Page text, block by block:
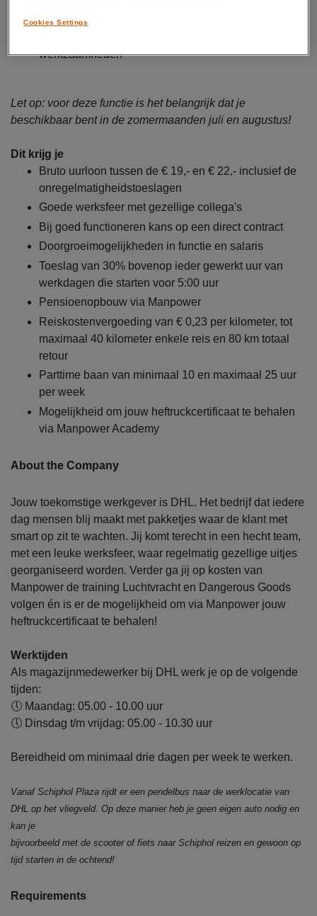
Zorg dragen voor een schone werkomgeving
werkzaamheden
Let op: voor deze functie is het belangrijk dat je
beschikbaar bent in de zomermaanden juli en augustus!
Dit krijg je
Bruto uurloon tussen de € 19,- en € 22,- inclusief de
onregelmatigheidstoeslagen
Goede werksfeer met gezellige collega's
Bij goed functioneren kans op een direct contract
Doorgroeimogelijkheden in functie en salaris
Toeslag van 30% bovenop ieder gewerkt uur van
werkdagen die starten voor 5:00 uur
Pensioenopbouw via Manpower
Reiskostenvergoeding van € 0,23 per kilometer, tot
maximaal 40 kilometer enkele reis en 80 km totaal
retour
Parttime baan van minimaal 10 en maximaal 25 uur
per week
Mogelijkheid om jouw heftruckcertificaat te behalen
via Manpower Academy
About the Company
Jouw toekomstige werkgever is DHL. Het bedrijf dat iedere
dag mensen blij maakt met pakketjes waar de klant met
smart op zit te wachten. Jij komt terecht in een hecht team,
met een leuke werksfeer, waar regelmatig gezellige uitjes
georganiseerd worden. Verder ga jij op kosten van
Manpower de training Luchtvracht en Dangerous Goods
volgen én is er de mogelijkheid om via Manpower jouw
heftruckcertificaat te behalen!
Werktijden
Als magazijnmedewerker bij DHL werk je op de volgende
tijden:
🕔 Maandag: 05.00 - 10.00 uur
🕔 Dinsdag t/m vrijdag: 05.00 - 10.30 uur
Bereidheid om minimaal drie dagen per week te werken.
Vanaf Schiphol Plaza rijdt er een pendelbus naar de werklocatie van
DHL op het vliegveld. Op deze manier heb je geen eigen auto nodig en
kan je
bijvoorbeeld met de scooter of fiets naar Schiphol reizen en gewoon op
tijd starten in de ochtend!
Requirements
Cookies Settings